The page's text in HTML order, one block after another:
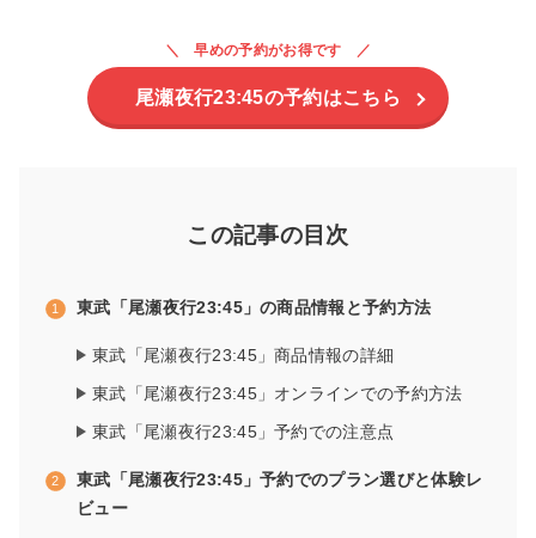
早めの予約がお得です
尾瀬夜行23:45の予約はこちら
この記事の目次
東武「尾瀬夜行23:45」の商品情報と予約方法
東武「尾瀬夜行23:45」商品情報の詳細
東武「尾瀬夜行23:45」オンラインでの予約方法
東武「尾瀬夜行23:45」予約での注意点
東武「尾瀬夜行23:45」予約でのプラン選びと体験レ
ビュー